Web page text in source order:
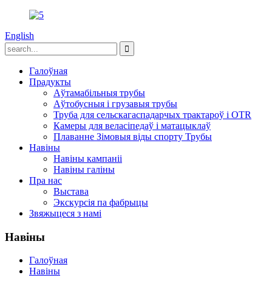
English
Галоўная
Прадукты
Аўтамабільныя трубы
Аўтобусныя і грузавыя трубы
Труба для сельскагаспадарчых трактароў і OTR
Камеры для веласіпедаў і матацыклаў
Плаванне Зімовыя віды спорту Трубы
Навіны
Навіны кампаніі
Навіны галіны
Пра нас
Выстава
Экскурсія па фабрыцы
Звяжыцеся з намі
Навіны
Галоўная
Навіны